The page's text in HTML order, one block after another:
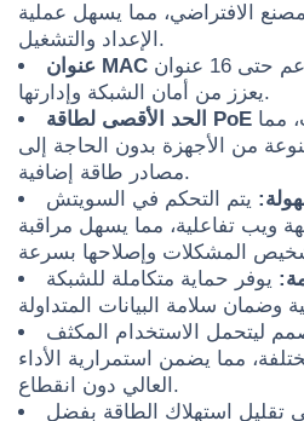
الافتراضي، مما يسهل عملية
الإعداد والتشغيل.
يدعم حتى 16 عنوان MAC ثابت، مما
يعزز من أمان الشبكة وإدارتها.
مما
من الأجهزة بدون الحاجة إلى
مصادر طاقة إضافية.
يتم التحكم في السويتش
ويب تفاعلية، مما يسهل مراقبة
يوفر حماية متكاملة للشبكة
ليتحمل الاستخدام المكثف
مما يضمن استمرارية الأداء
العالي دون انقطاع.
تقليل استهلاك الطاقة بفضل